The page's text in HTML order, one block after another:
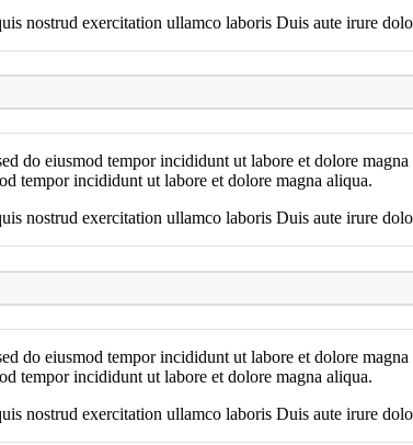
nostrud exercitation ullamco laboris Duis aute irure
do eiusmod tempor incididunt ut labore et dolore
tempor incididunt ut labore et dolore magna aliqua.
nostrud exercitation ullamco laboris Duis aute irure
do eiusmod tempor incididunt ut labore et dolore
tempor incididunt ut labore et dolore magna aliqua.
nostrud exercitation ullamco laboris Duis aute irure